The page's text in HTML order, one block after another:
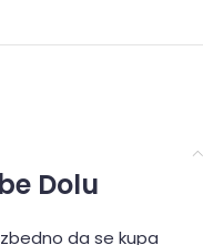
Dolu
da se kupa